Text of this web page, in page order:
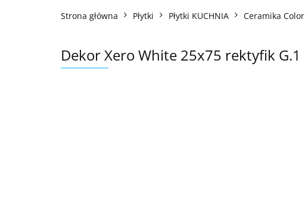
Strona główna Płytki Płytki KUCHNIA Ceramika Color
Dekor Xero White 25x75 rektyfik G.1